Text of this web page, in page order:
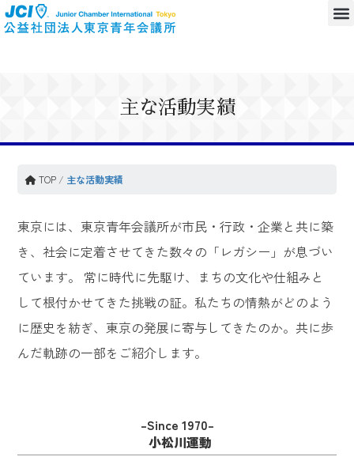
主な活動実績
TOP / 主な活動実績
東京には、東京青年会議所が市民・行政・企業と共に築
き、社会に定着させてきた数々の「レガシー」が息づい
ています。 常に時代に先駆け、まちの文化や仕組みと
して根付かせてきた挑戦の証。私たちの情熱がどのよう
に歴史を紡ぎ、東京の発展に寄与してきたのか。共に歩
んだ軌跡の一部をご紹介します。
–Since 1970–
小松川運動